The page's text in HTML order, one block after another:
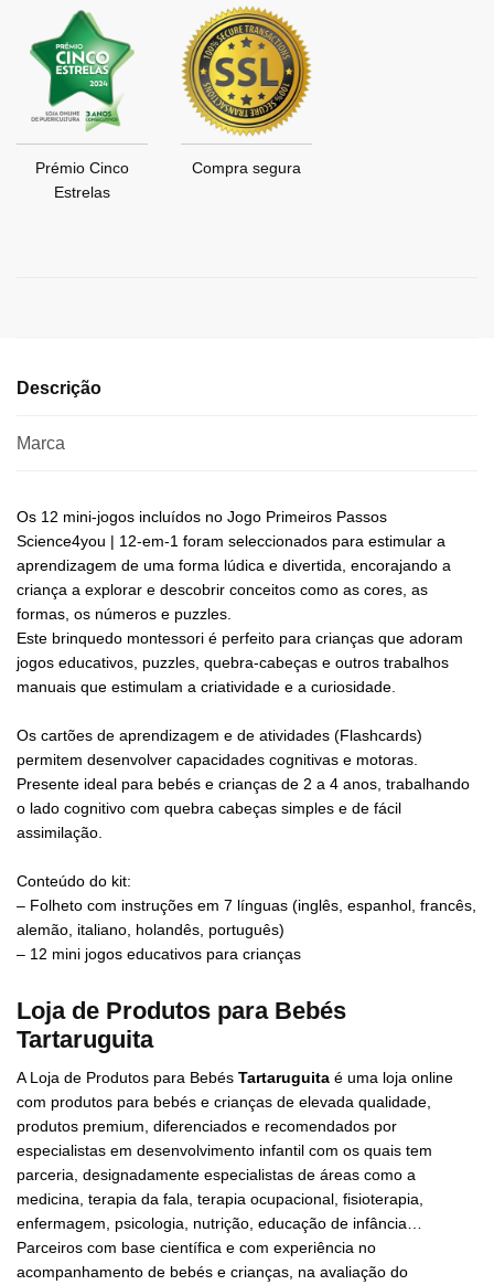
Prémio Cinco
Estrelas
Compra segura
Descrição
Marca
Os 12 mini-jogos incluídos no Jogo Primeiros Passos
Science4you | 12-em-1 foram seleccionados para estimular a
aprendizagem de uma forma lúdica e divertida, encorajando a
criança a explorar e descobrir conceitos como as cores, as
formas, os números e puzzles.
Este brinquedo montessori é perfeito para crianças que adoram
jogos educativos, puzzles, quebra-cabeças e outros trabalhos
manuais que estimulam a criatividade e a curiosidade.
Os cartões de aprendizagem e de atividades (Flashcards)
permitem desenvolver capacidades cognitivas e motoras.
Presente ideal para bebés e crianças de 2 a 4 anos, trabalhando
o lado cognitivo com quebra cabeças simples e de fácil
assimilação.
Conteúdo do kit:
– Folheto com instruções em 7 línguas (inglês, espanhol, francês,
alemão, italiano, holandês, português)
– 12 mini jogos educativos para crianças
Loja de Produtos para Bebés
Tartaruguita
A Loja de Produtos para Bebés Tartaruguita é uma loja online
com produtos para bebés e crianças de elevada qualidade,
produtos premium, diferenciados e recomendados por
especialistas em desenvolvimento infantil com os quais tem
parceria, designadamente especialistas de áreas como a
medicina, terapia da fala, terapia ocupacional, fisioterapia,
enfermagem, psicologia, nutrição, educação de infância…
Parceiros com base científica e com experiência no
acompanhamento de bebés e crianças, na avaliação do